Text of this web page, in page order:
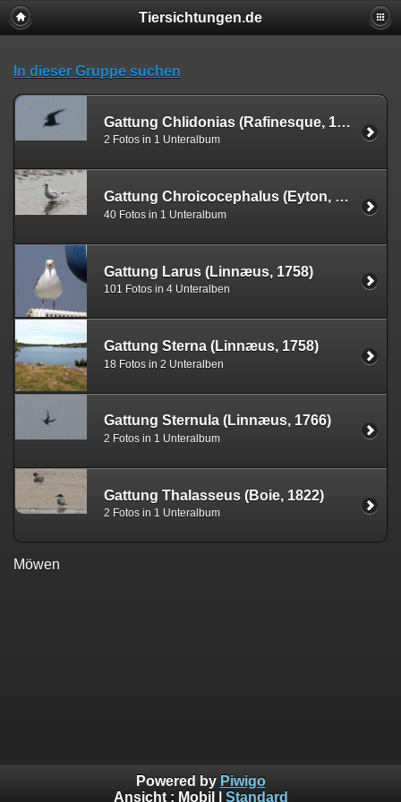
Tiersichtungen.de
In dieser Gruppe suchen
Gattung Chlidonias (Rafinesque, 1822)
2 Fotos in 1 Unteralbum
Gattung Chroicocephalus (Eyton, 1836)
40 Fotos in 1 Unteralbum
Gattung Larus (Linnæus, 1758)
101 Fotos in 4 Unteralben
Gattung Sterna (Linnæus, 1758)
18 Fotos in 2 Unteralben
Gattung Sternula (Linnæus, 1766)
2 Fotos in 1 Unteralbum
Gattung Thalasseus (Boie, 1822)
2 Fotos in 1 Unteralbum
Möwen
Powered by Piwigo
Ansicht : Mobil Standard